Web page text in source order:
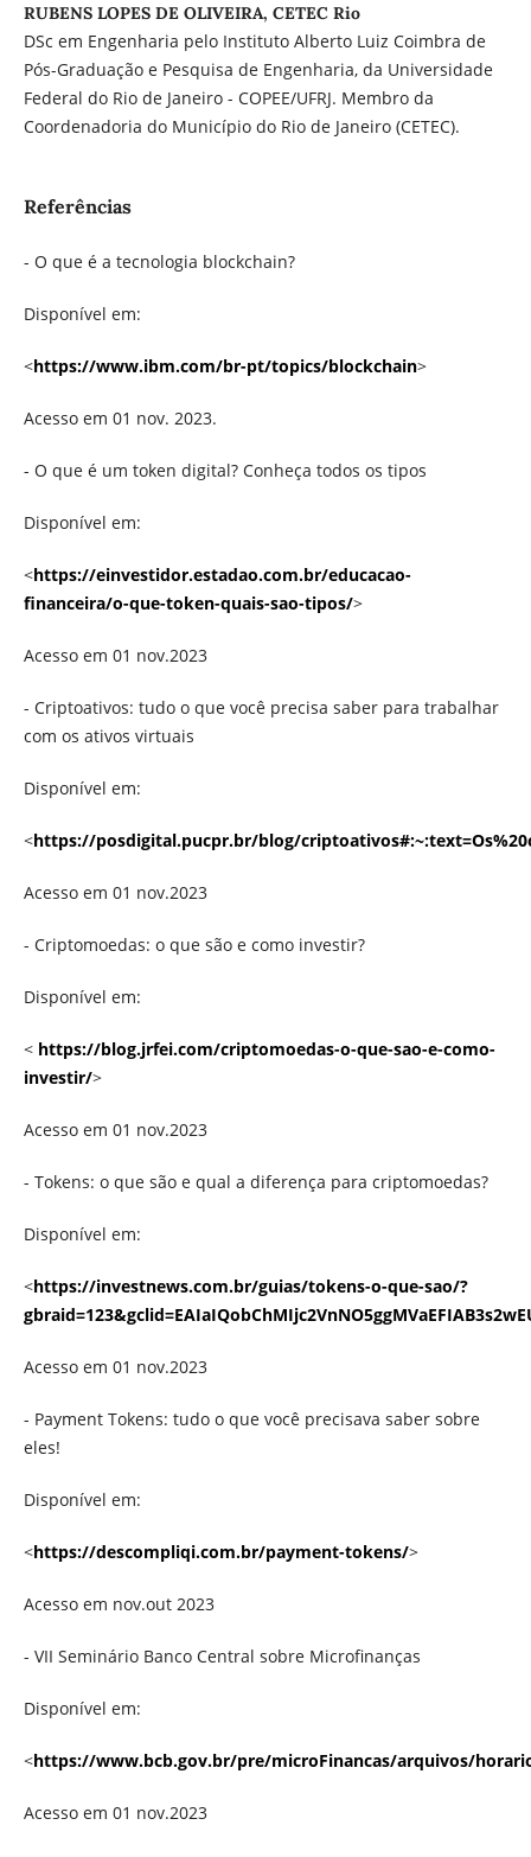
RUBENS LOPES DE OLIVEIRA, CETEC Rio
DSc em Engenharia pelo Instituto Alberto Luiz Coimbra de
Pós-Graduação e Pesquisa de Engenharia, da Universidade
Federal do Rio de Janeiro - COPEE/UFRJ. Membro da
Coordenadoria do Município do Rio de Janeiro (CETEC).
Referências
- O que é a tecnologia blockchain?
Disponível em:
<https://www.ibm.com/br-pt/topics/blockchain>
Acesso em 01 nov. 2023.
- O que é um token digital? Conheça todos os tipos
Disponível em:
<https://einvestidor.estadao.com.br/educacao-
financeira/o-que-token-quais-sao-tipos/>
Acesso em 01 nov.2023
- Criptoativos: tudo o que você precisa saber para trabalhar
com os ativos virtuais
Disponível em:
<https://posdigital.pucpr.br/blog/
Acesso em 01 nov.2023
- Criptomoedas: o que são e como investir?
Disponível em:
< https://blog.jrfei.com/criptomoedas-o-que-sao-e-como-
investir/>
Acesso em 01 nov.2023
- Tokens: o que são e qual a diferença para criptomoedas?
Disponível em:
<https://investnews.com.br/guias/tokens-o-que-sao/?
Acesso em 01 nov.2023
- Payment Tokens: tudo o que você precisava saber sobre
eles!
Disponível em:
<https://descompliqi.com.br/payment-tokens/>
Acesso em nov.out 2023
- VII Seminário Banco Central sobre Microfinanças
Disponível em:
<https://www.bcb.gov.br/pre/microFinancas/arquivos/
Acesso em 01 nov.2023